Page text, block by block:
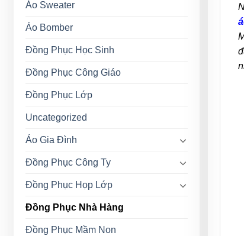
Áo Sweater
Áo Bomber
Đồng Phục Học Sinh
Đồng Phục Công Giáo
Đồng Phục Lớp
Uncategorized
Áo Gia Đình
Đồng Phục Công Ty
Đồng Phục Họp Lớp
Đồng Phục Nhà Hàng
Đồng Phục Mầm Non